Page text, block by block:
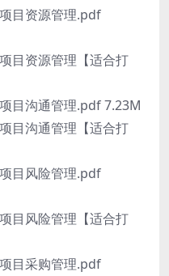
目资源管理.pdf
目资源管理【适合打
目沟通管理.pdf 7.23M
目沟通管理【适合打
目风险管理.pdf
目风险管理【适合打
目采购管理.pdf